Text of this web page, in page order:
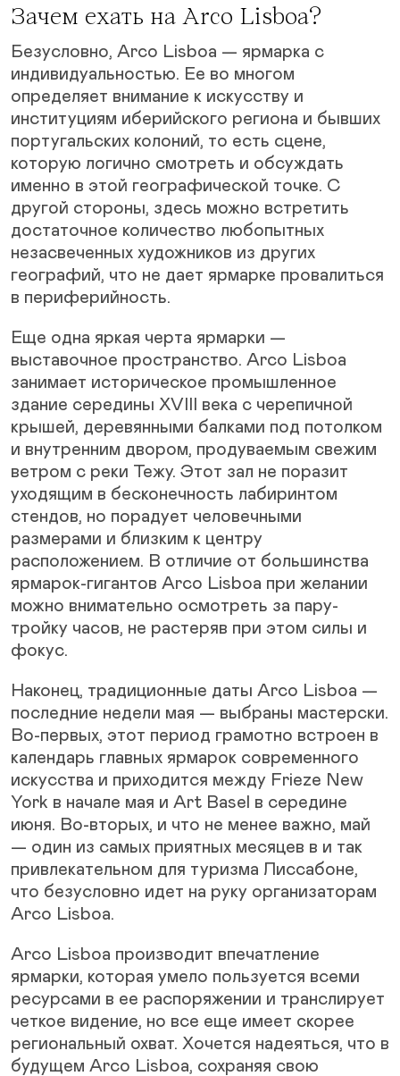
Зачем ехать на Arco Lisboa?
Безусловно, Arco Lisboa — ярмарка с
индивидуальностью. Ее во многом
определяет внимание к искусству и
институциям иберийского региона и бывших
португальских колоний, то есть сцене,
которую логично смотреть и обсуждать
именно в этой географической точке. С
другой стороны, здесь можно встретить
достаточное количество любопытных
незасвеченных художников из других
географий, что не дает ярмарке провалиться
в периферийность.
Еще одна яркая черта ярмарки —
выставочное пространство. Arco Lisboa
занимает историческое промышленное
здание середины XVIII века с черепичной
крышей, деревянными балками под потолком
и внутренним двором, продуваемым свежим
ветром с реки Тежу. Этот зал не поразит
уходящим в бесконечность лабиринтом
стендов, но порадует человечными
размерами и близким к центру
расположением. В отличие от большинства
ярмарок-гигантов Arco Lisboa при желании
можно внимательно осмотреть за пару-
тройку часов, не растеряв при этом силы и
фокус.
Наконец, традиционные даты Arco Lisboa —
последние недели мая — выбраны мастерски.
Во-первых, этот период грамотно встроен в
календарь главных ярмарок современного
искусства и приходится между Frieze New
York в начале мая и Art Basel в середине
июня. Во-вторых, и что не менее важно, май
— один из самых приятных месяцев в и так
привлекательном для туризма Лиссабоне,
что безусловно идет на руку организаторам
Arco Lisboa.
Arco Lisboa производит впечатление
ярмарки, которая умело пользуется всеми
ресурсами в ее распоряжении и транслирует
четкое видение, но все еще имеет скорее
региональный охват. Хочется надеяться, что в
будущем Arco Lisboa, сохраняя свою